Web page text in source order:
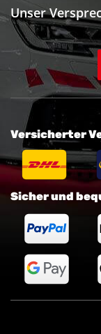
Unser
Sicher und
Versicherter